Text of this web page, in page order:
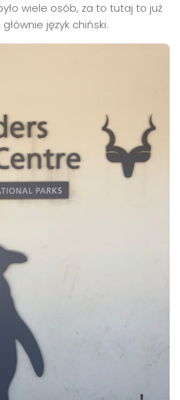
wiele osób, za to tutaj to już
język chiński.